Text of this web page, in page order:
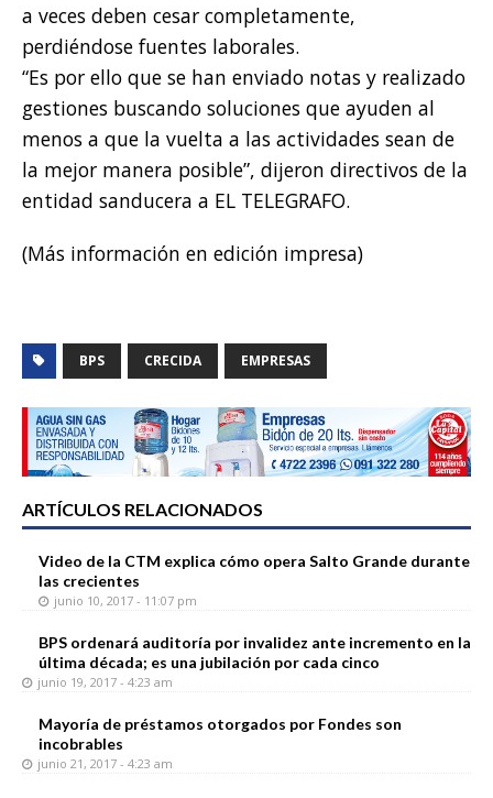
a veces deben cesar completamente,
perdiéndose fuentes laborales.
“Es por ello que se han enviado notas y realizado
gestiones buscando soluciones que ayuden al
menos a que la vuelta a las actividades sean de
la mejor manera posible”, dijeron directivos de la
entidad sanducera a EL TELEGRAFO.
(Más información en edición impresa)
BPS CRECIDA EMPRESAS
ARTÍCULOS RELACIONADOS
Video de la CTM explica cómo opera Salto Grande durante
las crecientes
junio 10, 2017 - 11:07 pm
BPS ordenará auditoría por invalidez ante incremento en la
última década; es una jubilación por cada cinco
junio 19, 2017 - 4:23 am
Mayoría de préstamos otorgados por Fondes son
incobrables
junio 21, 2017 - 4:23 am